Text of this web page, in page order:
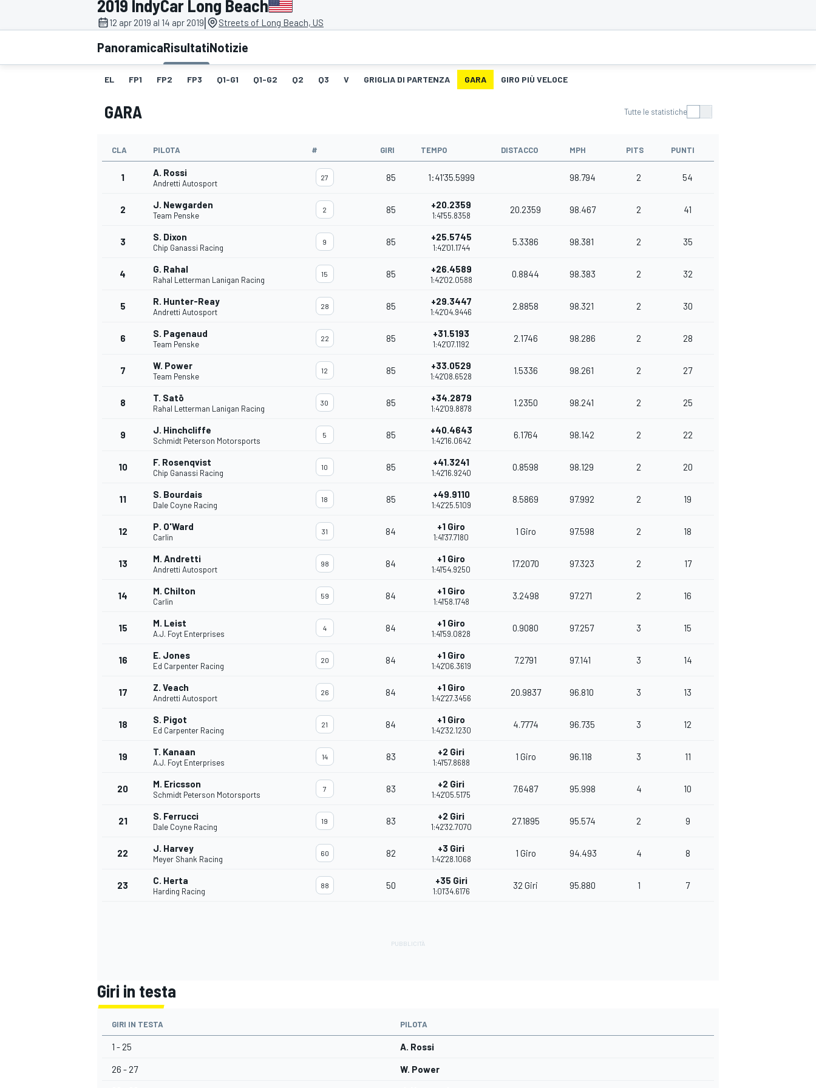
MOTOGP WEC
WRC
MONOPOSTO
ENDURANCE/GT
2019 IndyCar Long Beach
12 apr 2019 al 14 apr 2019| Streets of Long Beach, US
PanoramicaRisultatiNotizie
EL FP1 FP2 FP3 Q1-G1 Q1-G2 Q2 Q3 V GRIGLIA DI PARTENZA GARA GIRO PIÙ VELOCE
GARA Tutte le statistiche
CLA PILOTA # GIRI TEMPO DISTACCO MPH PITS PUNTI
1 A. Rossi
Andretti Autosport
27 85 1:41'35.5999 98.794 2 54
2 J. Newgarden
Team Penske
2 85 +20.2359
1:41'55.8358
20.2359 98.467 2 41
3 S. Dixon
Chip Ganassi Racing
9 85 +25.5745
1:42'01.1744
5.3386 98.381 2 35
4 G. Rahal
Rahal Letterman Lanigan Racing
15 85 +26.4589
1:42'02.0588
0.8844 98.383 2 32
5 R. Hunter-Reay
Andretti Autosport
28 85 +29.3447
1:42'04.9446
2.8858 98.321 2 30
6 S. Pagenaud
Team Penske
22 85 +31.5193
1:42'07.1192
2.1746 98.286 2 28
7 W. Power
Team Penske
12 85 +33.0529
1:42'08.6528
1.5336 98.261 2 27
8 T. Satō
Rahal Letterman Lanigan Racing
30 85 +34.2879
1:42'09.8878
1.2350 98.241 2 25
9 J. Hinchcliffe
Schmidt Peterson Motorsports
5 85 +40.4643
1:42'16.0642
6.1764 98.142 2 22
10 F. Rosenqvist
Chip Ganassi Racing
10 85 +41.3241
1:42'16.9240
0.8598 98.129 2 20
11 S. Bourdais
Dale Coyne Racing
18 85 +49.9110
1:42'25.5109
8.5869 97.992 2 19
12 P. O'Ward
Carlin
31 84 +1 Giro
1:41'37.7180
1 Giro 97.598 2 18
13 M. Andretti
Andretti Autosport
98 84 +1 Giro
1:41'54.9250
17.2070 97.323 2 17
14 M. Chilton
Carlin
59 84 +1 Giro
1:41'58.1748
3.2498 97.271 2 16
15 M. Leist
A.J. Foyt Enterprises
4 84 +1 Giro
1:41'59.0828
0.9080 97.257 3 15
16 E. Jones
Ed Carpenter Racing
20 84 +1 Giro
1:42'06.3619
7.2791 97.141 3 14
17 Z. Veach
Andretti Autosport
26 84 +1 Giro
1:42'27.3456
20.9837 96.810 3 13
18 S. Pigot
Ed Carpenter Racing
21 84 +1 Giro
1:42'32.1230
4.7774 96.735 3 12
19 T. Kanaan
A.J. Foyt Enterprises
14 83 +2 Giri
1:41'57.8688
1 Giro 96.118 3 11
20 M. Ericsson
Schmidt Peterson Motorsports
7 83 +2 Giri
1:42'05.5175
7.6487 95.998 4 10
21 S. Ferrucci
Dale Coyne Racing
19 83 +2 Giri
1:42'32.7070
27.1895 95.574 2 9
22 J. Harvey
Meyer Shank Racing
60 82 +3 Giri
1:42'28.1068
1 Giro 94.493 4 8
23 C. Herta
Harding Racing
88 50 +35 Giri
1:01'34.6176
32 Giri 95.880 1 7
Giri in testa
GIRI IN TESTA PILOTA
1 - 25 A. Rossi
26 - 27 W. Power